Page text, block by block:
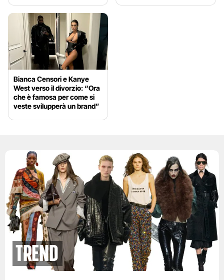
Bianca Censori e Kanye
West verso il divorzio: “Ora
che è famosa per come si
veste svilupperà un brand”
Trend